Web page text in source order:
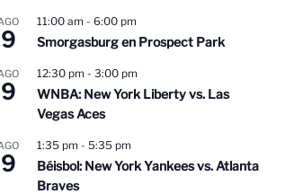
9
11:00 am - 6:00 pm
Smorgasburg en Prospect Park
9
12:30 pm - 3:00 pm
WNBA: New York Liberty vs. Las
Vegas Aces
9
1:35 pm - 5:35 pm
Béisbol: New York Yankees vs. Atlanta
Braves